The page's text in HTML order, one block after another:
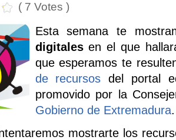
( 7 Votes )
Esta semana te
digitalesen el que
que esperamos te
de recursos del portal
promovido por la
Gobierno de Extremadura.
mostrarte los